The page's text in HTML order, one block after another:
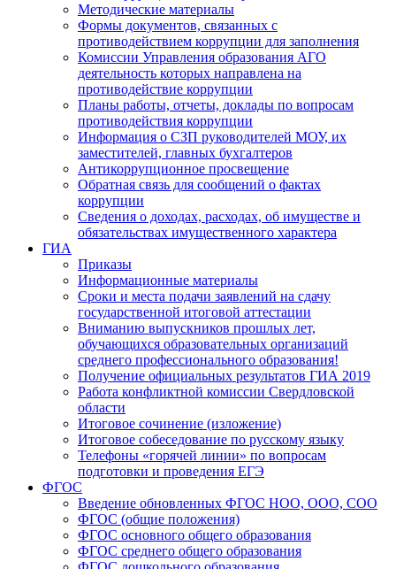
Методические материалы
Формы документов, связанных с
противодействием коррупции для заполнения
Комиссии Управления образования АГО
деятельность которых направлена на
противодействие коррупции
Планы работы, отчеты, доклады по вопросам
противодействия коррупции
Информация о СЗП руководителей МОУ, их
заместителей, главных бухгалтеров
Антикоррупционное просвещение
Обратная связь для сообщений о фактах
коррупции
Сведения о доходах, расходах, об имуществе и
обязательствах имущественного характера
ГИА
Приказы
Информационные материалы
Сроки и места подачи заявлений на сдачу
государственной итоговой аттестации
Вниманию выпускников прошлых лет,
обучающихся образовательных организаций
среднего профессионального образования!
Получение официальных результатов ГИА 2019
Работа конфликтной комиссии Свердловской
области
Итоговое сочинение (изложение)
Итоговое собеседование по русскому языку
Телефоны «горячей линии» по вопросам
подготовки и проведения ЕГЭ
ФГОС
Введение обновленных ФГОС НОО, ООО, СОО
ФГОС (общие положения)
ФГОС основного общего образования
ФГОС среднего общего образования